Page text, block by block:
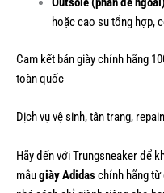
hoặc cao su tổng hợp,
Cam kết bán giày chính hãng
toàn quốc
Dịch vụ vệ sinh, tân trang,
Hãy đến với Trungsneaker để
mẫugiày Adidaschính hãng từ